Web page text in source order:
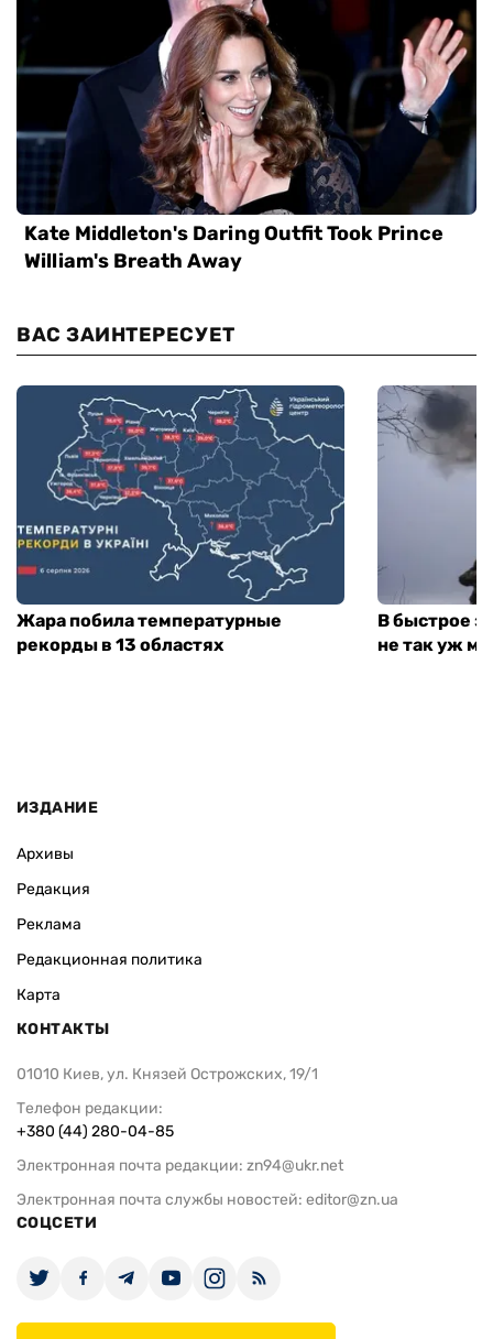
ВАС ЗАИНТЕРЕСУЕТ
Жара побила температурные
рекорды в 13 областях
В быстрое
не так уж
ИЗДАНИЕ
Архивы
Редакция
Реклама
Редакционная политика
Карта
КОНТАКТЫ
01010 Киев, ул. Князей Острожских, 19/1
Телефон редакции:
+380 (44) 280-04-85
Электронная почта редакции: zn94@ukr.net
Электронная почта службы новостей: editor@zn.ua
СОЦСЕТИ